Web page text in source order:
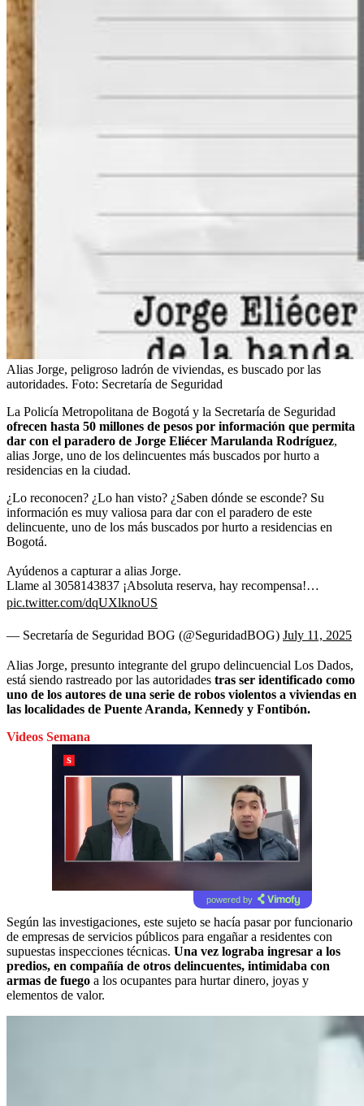
Alias Jorge, peligroso ladrón de viviendas, es buscado por las
autoridades. Foto: Secretaría de Seguridad
La Policía Metropolitana de Bogotá y la Secretaría de Seguridad
ofrecen hasta 50 millones de pesos por información que permita
dar con el paradero de Jorge Eliécer Marulanda Rodríguez,
alias Jorge, uno de los delincuentes más buscados por hurto a
residencias en la ciudad.
¿Lo reconocen? ¿Lo han visto? ¿Saben dónde se esconde? Su
información es muy valiosa para dar con el paradero de este
delincuente, uno de los más buscados por hurto a residencias en
Bogotá.
Ayúdenos a capturar a alias Jorge.
Llame al 3058143837 ¡Absoluta reserva, hay recompensa!…
pic.twitter.com/dqUXlknoUS
— Secretaría de Seguridad BOG (@SeguridadBOG) July 11, 2025
Alias Jorge, presunto integrante del grupo delincuencial Los Dados,
está siendo rastreado por las autoridades tras ser identificado como
uno de los autores de una serie de robos violentos a viviendas en
las localidades de Puente Aranda, Kennedy y Fontibón.
Videos Semana
powered by
Según las investigaciones, este sujeto se hacía pasar por funcionario
de empresas de servicios públicos para engañar a residentes con
supuestas inspecciones técnicas. Una vez lograba ingresar a los
predios, en compañía de otros delincuentes, intimidaba con
armas de fuego a los ocupantes para hurtar dinero, joyas y
elementos de valor.